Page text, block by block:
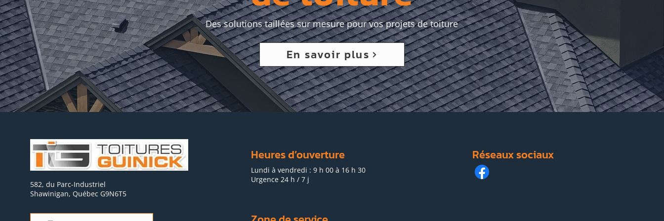
Des solutions taillées sur mesure pour vos projets de toiture
En savoir plus
582, du Parc-Industriel
Shawinigan, Québec G9N6T5
Heures d’ouverture
Lundi à vendredi : 9 h 00 à 16 h 30
Urgence 24 h / 7 j
Réseaux sociaux